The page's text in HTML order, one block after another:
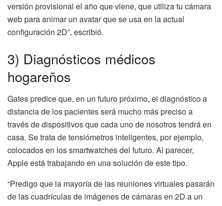
versión provisional el año que viene, que utiliza tu cámara
web para animar un avatar que se usa en la actual
configuración 2D”, escribió.
3) Diagnósticos médicos
hogareños
Gates predice que, en un futuro próximo, el diagnóstico a
distancia de los pacientes será mucho más preciso a
través de dispositivos que cada uno de nosotros tendrá en
casa. Se trata de tensiómetros inteligentes, por ejemplo,
colocados en los smartwatches del futuro. Al parecer,
Apple está trabajando en una solución de este tipo.
“Predigo que la mayoría de las reuniones virtuales pasarán
de las cuadrículas de imágenes de cámaras en 2D a un